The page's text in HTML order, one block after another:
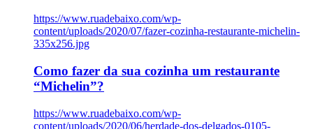
https://www.ruadebaixo.com/wp-
content/uploads/2020/07/fazer-cozinha-restaurante-michelin-
335x256.jpg
Como fazer da sua cozinha um restaurante
“Michelin”?
https://www.ruadebaixo.com/wp-
content/uploads/2020/06/herdade-dos-delgados-0105-